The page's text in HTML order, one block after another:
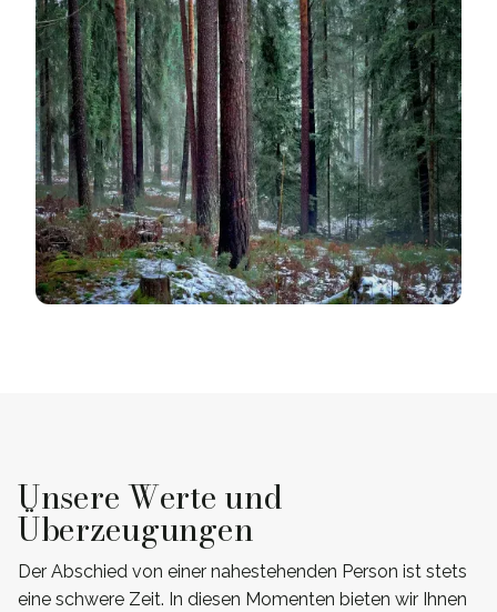
Unsere Werte und
Überzeugungen
Der Abschied von einer nahestehenden Person ist stets
eine schwere Zeit. In diesen Momenten bieten wir Ihnen